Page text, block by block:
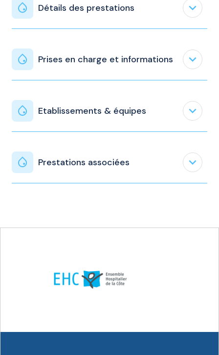
Détails des prestations expand_less
Prises en charge et informations expand_less
Etablissements & équipes expand_less
Prestations associées expand_less